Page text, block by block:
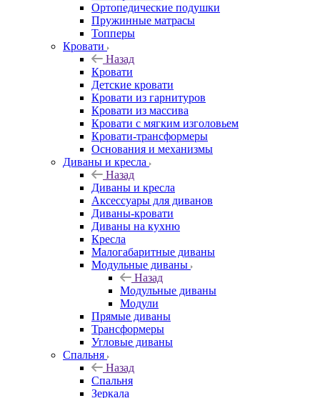
Ортопедические подушки
Пружинные матрасы
Топперы
Кровати
Назад
Кровати
Детские кровати
Кровати из гарнитуров
Кровати из массива
Кровати с мягким изголовьем
Кровати-трансформеры
Основания и механизмы
Диваны и кресла
Назад
Диваны и кресла
Аксессуары для диванов
Диваны-кровати
Диваны на кухню
Кресла
Малогабаритные диваны
Модульные диваны
Назад
Модульные диваны
Модули
Прямые диваны
Трансформеры
Угловые диваны
Спальня
Назад
Спальня
Зеркала